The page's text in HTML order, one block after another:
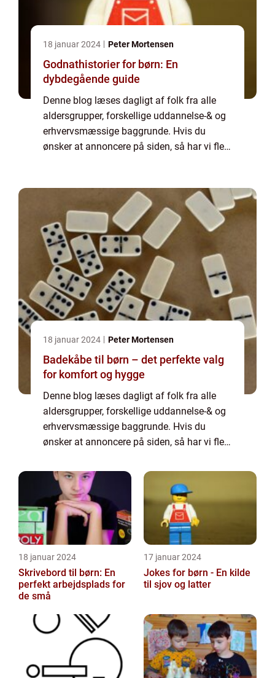
18 januar 2024 Peter Mortensen
Godnathistorier for børn: En
dybdegående guide
Denne blog læses dagligt af folk fra alle
aldersgrupper, forskellige uddannelse-& og
erhvervsmæssige baggrunde. Hvis du
ønsker at annoncere på siden, så har vi flere
18 januar 2024 Peter Mortensen
Badekåbe til børn – det perfekte valg
for komfort og hygge
Denne blog læses dagligt af folk fra alle
aldersgrupper, forskellige uddannelse-& og
erhvervsmæssige baggrunde. Hvis du
ønsker at annoncere på siden, så har vi flere
af mulighederne. Vil du gerne vide mere...
18 januar 2024
Skrivebord til børn: En
perfekt arbejdsplads for
de små
17 januar 2024
Jokes for børn - En kilde
til sjov og latter